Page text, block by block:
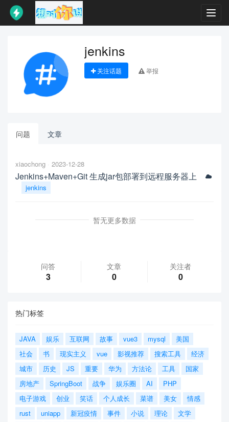
jenkins
关注话题 举报
问题 文章
xiaochong 2023-12-28
Jenkins+Maven+Git 生成jar包部署到远程服务器上
jenkins
暂无更多数据
问答
3
文章
0
关注者
0
热门标签
JAVA 娱乐 互联网 故事 vue3 mysql
美国
社会
书 现实主义 vue 影视推荐 搜索工具
经济
城市
历史 JS 重要 华为 方法论 工具
国家
房地产
SpringBoot 战争 娱乐圈 AI
PHP
电子游戏
创业 笑话 个人成长 菜谱 美女
情感
rust
uniapp 新冠疫情 事件 小说 理论
文学